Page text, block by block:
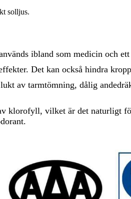
solljus.
ibland som medicin och
Det kan också hindra
av tarmtömning, dålig
vilket är det naturligt